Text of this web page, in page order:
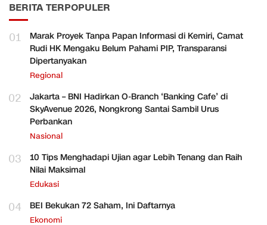
BERITA TERPOPULER
01
Marak Proyek Tanpa Papan Informasi di Kemiri, Camat
Rudi HK Mengaku Belum Pahami PIP, Transparansi
Dipertanyakan
Regional
02
Jakarta – BNI Hadirkan O-Branch ‘Banking Cafe’ di
SkyAvenue 2026, Nongkrong Santai Sambil Urus
Perbankan
Nasional
03
10 Tips Menghadapi Ujian agar Lebih Tenang dan Raih
Nilai Maksimal
Edukasi
04 BEI Bekukan 72 Saham, Ini Daftarnya
Ekonomi